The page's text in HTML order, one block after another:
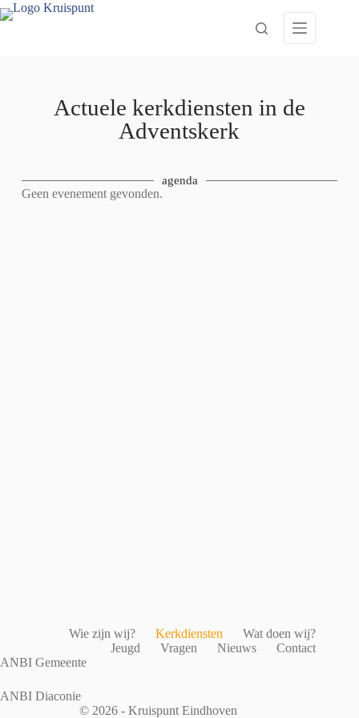
Actuele kerkdiensten in de
Adventskerk
agenda
Geen evenement gevonden.
Wie zijn wij? Kerkdiensten
Wat doen wij?
Jeugd
Vragen Nieuws
Contact
ANBI Gemeente
ANBI Diaconie
© 2026 - Kruispunt Eindhoven